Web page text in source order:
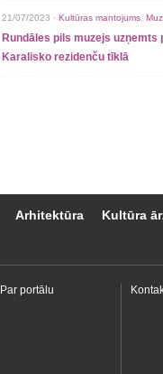
21/07/2023 · Kultūras mantojums
Rundāles pils muzejs uzņemts
Karalisko rezidenču tīklā
Arhitektūra Kultūra
Par portālu